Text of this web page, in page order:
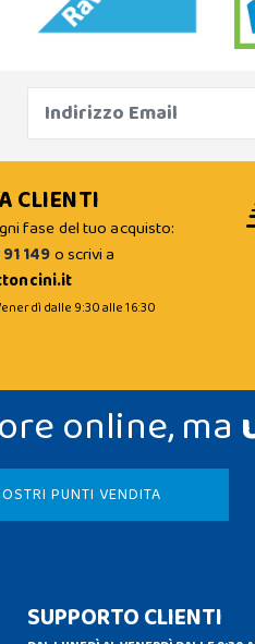
CLIENTI
fase del tuo acquisto:
149o scrivi a
dalle 9:30 alle 16:30
online, ma
PUNTI VENDITA
SUPPORTO CLIENTI